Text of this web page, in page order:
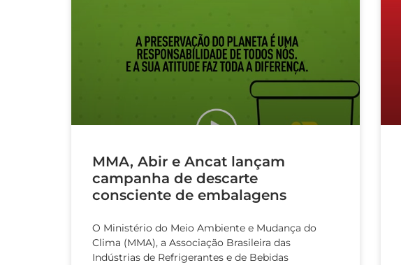
MMA, Abir e Ancat lançam
campanha de descarte
consciente de embalagens
O Ministério do Meio Ambiente e Mudança do
Clima (MMA), a Associação Brasileira das
Indústrias de Refrigerantes e de Bebidas